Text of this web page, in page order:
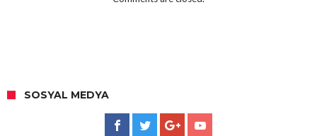
SOSYAL MEDYA